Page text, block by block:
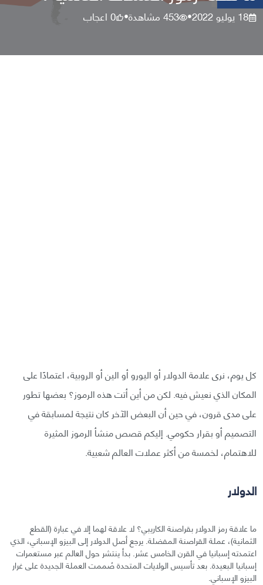
18 يوليو 2022 •
453مشاهدة•
0اعجاب
كل يوم، نرى علامة الدولار أو اليورو أو الين أو الروبية، اعتمادًا على
المكان الذي نعيش فيه. لكن من أين أتت هذه الرموز؟ بعضها تطور
على مدى قرون، في حين أن البعض الآخر كان نتيجة لمسابقة في
التصميم أو بقرار حكومي. إليكم قصص منشأ الرموز المثيرة
للاهتمام، لخمسة من أكثر عملات العالم شعبية.
الدولار
ما علاقة رمز الدولار بقراصنة الكاريبي؟ لا علاقة لهما إلا في عبارة (القطع
الثمانية)، عملة القراصنة المفضلة. يرجع أصل الدولار إلى البيزو الإسباني، الذي
اعتمدته إسبانيا في القرن الخامس عشر. بدأ ينتشر حول العالم عبر مستعمرات
إسبانيا البعيدة. بعد تأسيس الولايات المتحدة صُممت العملة الجديدة على غرار
البيزو الإسباني.